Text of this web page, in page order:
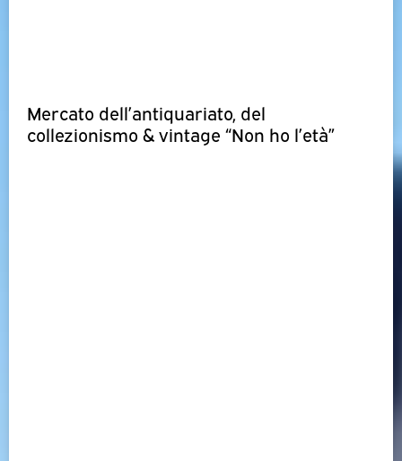
Mercato dell’antiquariato, del
collezionismo & vintage “Non ho l’età”